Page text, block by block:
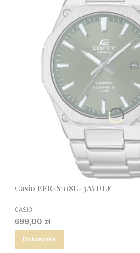
Casio EFR-S108D-3AVUEF
PRODUCENT
CASIO
Cena
699,00 zł
Do koszyka